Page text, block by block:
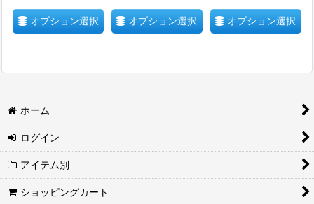
オプション選択 オプション選択 オプション選択
ホーム
ログイン
アイテム別
ショッピングカート